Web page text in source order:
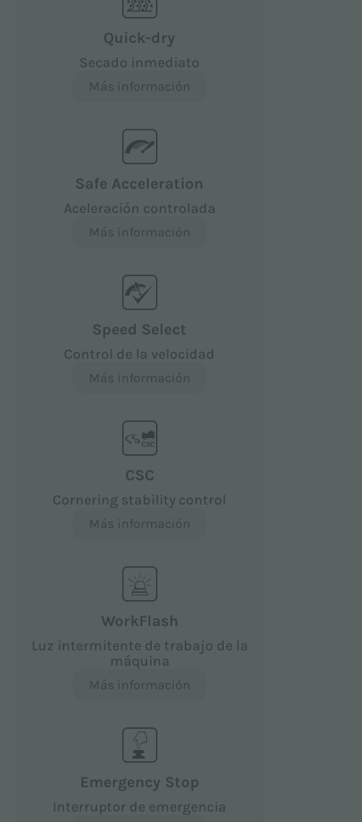
Quick-dry
Secado inmediato
Más información
Safe Acceleration
Aceleración controlada
Más información
Speed Select
Control de la velocidad
Más información
CSC
Cornering stability control
Más información
WorkFlash
Luz intermitente de trabajo de la
máquina
Más información
Emergency Stop
Interruptor de emergencia